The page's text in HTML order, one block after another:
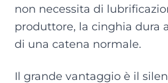
non necessita di
produttore, la cinghia dura
di una catena normale.
Il grande vantaggio è il